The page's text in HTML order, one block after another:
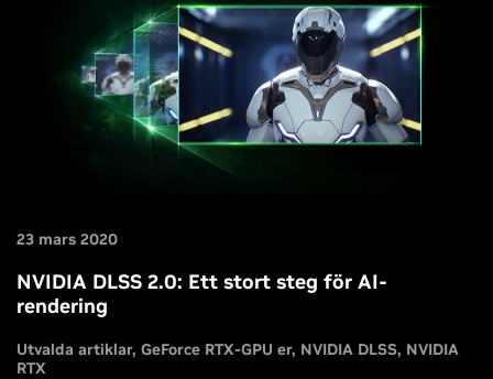
23 mars 2020
NVIDIA DLSS 2.0: Ett stort steg för AI-
rendering
Utvalda artiklar GeForce RTX-GPU er NVIDIA DLSS NVIDIA
RTX